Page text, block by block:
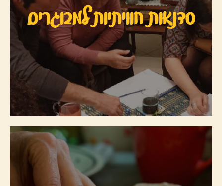
סדנאות חוויתיות למבוגרים
היכנסו לסדנאות למבוגרים ומצאו את הסדנא המתאימה
לכם, מבחר גדול של סדנאות...
לסדנאות